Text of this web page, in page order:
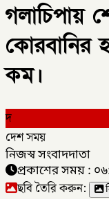
গলাচিপায়
কোরবানির
কম।
দ
দেশ সময়
নিজস্ব সংবাদদাতা
প্রকাশের সময় :
ছবি তৈরি করুন: